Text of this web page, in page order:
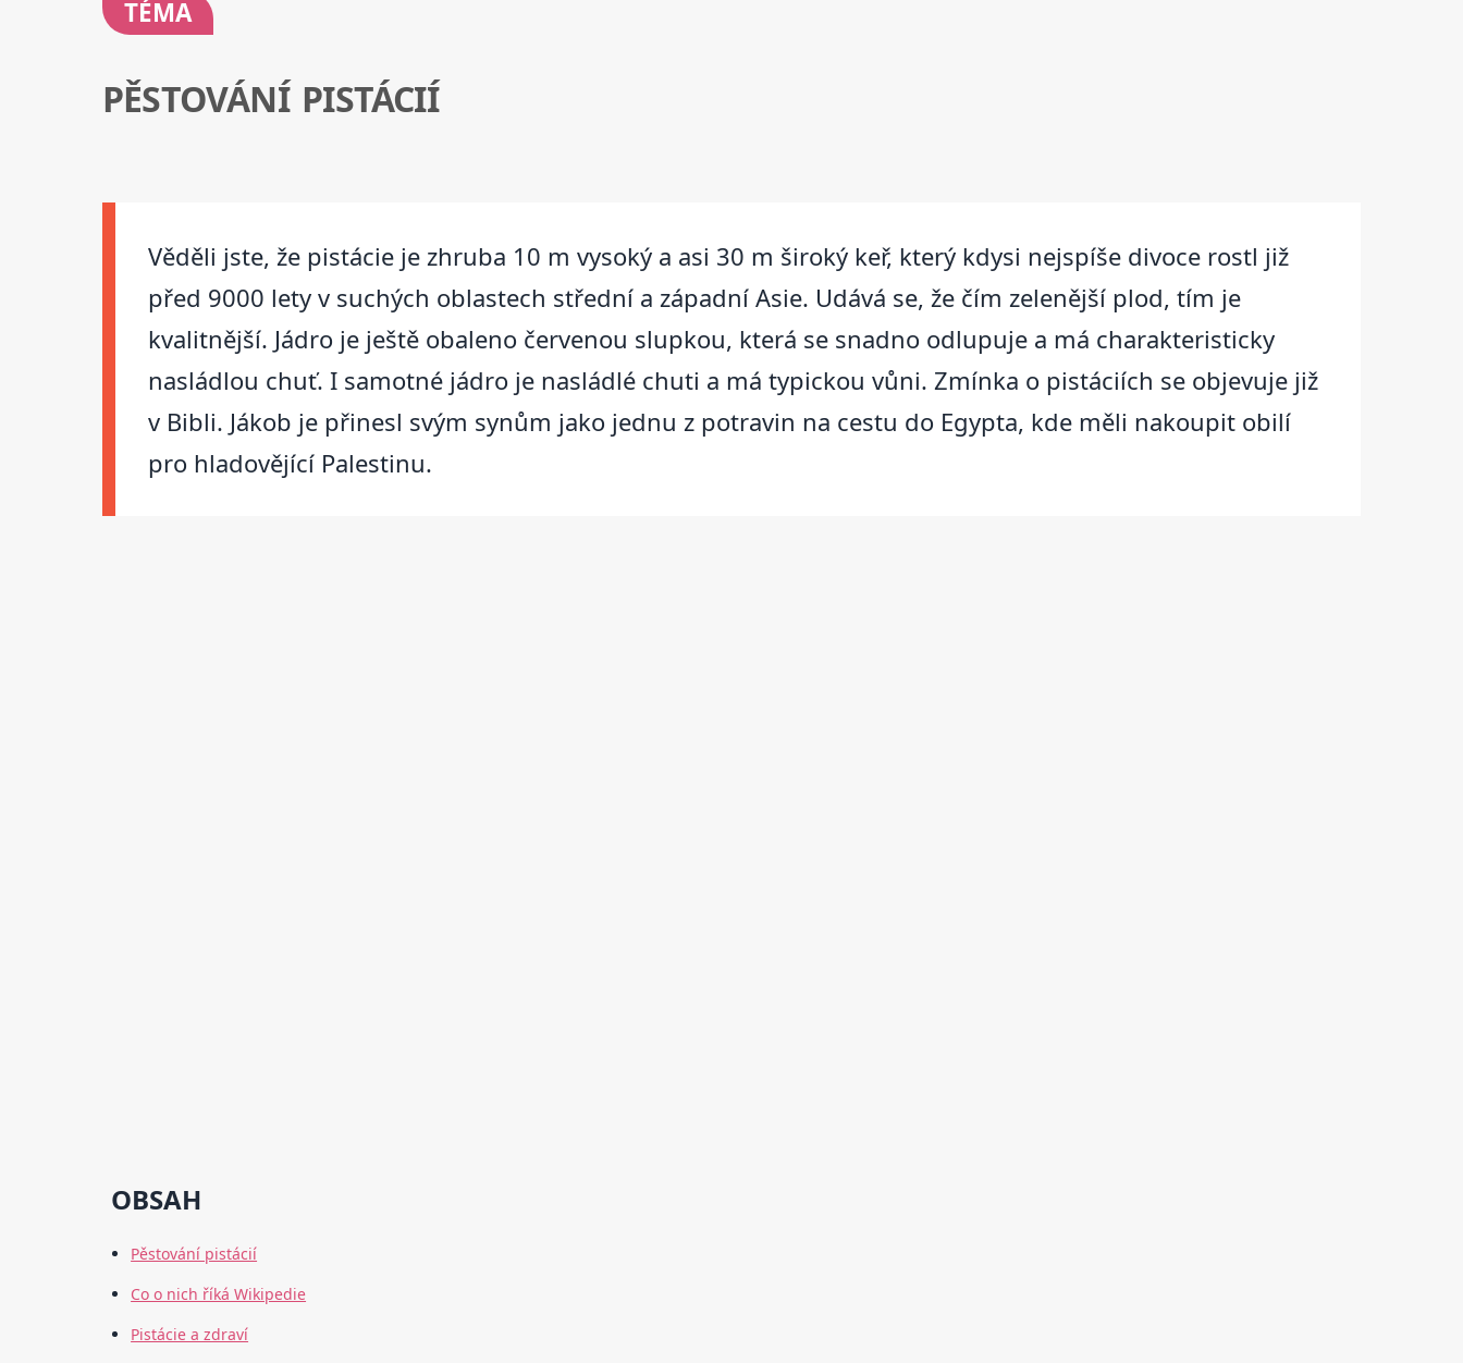
TÉMA
PĚSTOVÁNÍ PISTÁCIÍ
Věděli jste, že pistácie je zhruba 10 m vysoký a asi 30 m široký keř, který kdysi nejspíše divoce rostl již
před 9000 lety v suchých oblastech střední a západní Asie. Udává se, že čím zelenější plod, tím je
kvalitnější. Jádro je ještě obaleno červenou slupkou, která se snadno odlupuje a má charakteristicky
nasládlou chuť. I samotné jádro je nasládlé chuti a má typickou vůni. Zmínka o pistáciích se objevuje již
v Bibli. Jákob je přinesl svým synům jako jednu z potravin na cestu do Egypta, kde měli nakoupit obilí
pro hladovějící Palestinu.
OBSAH
Pěstování pistácií
Co o nich říká Wikipedie
Pistácie a zdraví